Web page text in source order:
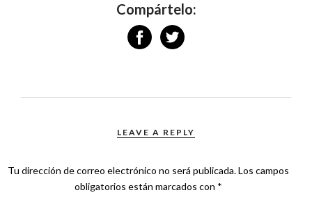
Compártelo:
LEAVE A REPLY
Tu dirección de correo electrónico no será publicada.Los campos
obligatorios están marcados con *